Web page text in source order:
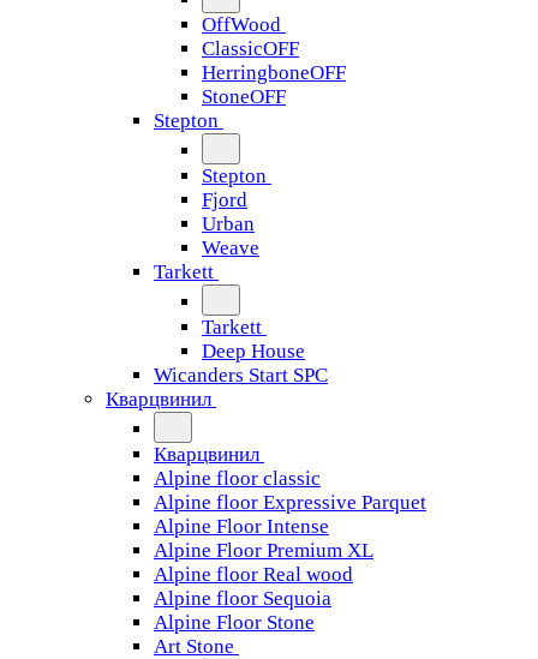
OffWood
ClassicOFF
HerringboneOFF
StoneOFF
Stepton
Stepton
Fjord
Urban
Weave
Tarkett
Tarkett
Deep House
Wicanders Start SPC
Кварцвинил
Кварцвинил
Alpine floor classic
Alpine floor Expressive Parquet
Alpine Floor Intense
Alpine Floor Premium XL
Alpine floor Real wood
Alpine floor Sequoia
Alpine Floor Stone
Art Stone